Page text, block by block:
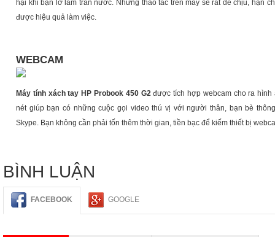
hại khi bạn lỡ làm tràn nước. Những thao tác trên máy sẽ rất dễ chịu, hạn
được hiệu quả làm việc.
WEBCAM
Máy tính xách tay HP Probook 450 G2được tích hợp webcam cho ra hình
nét giúp bạn có những cuộc gọi video thú vị với người thân, bạn bè
Skype. Bạn không cần phải tốn thêm thời gian, tiền bạc để kiếm thiết bị
BÌNH LUẬN
FACEBOOK GOOGLE